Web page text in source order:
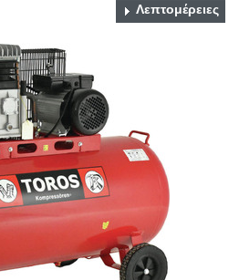
Λεπτομέρειες